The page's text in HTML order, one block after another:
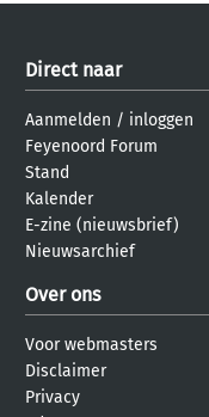
Direct naar
Aanmelden / inloggen
Feyenoord Forum
Stand
Kalender
E-zine (nieuwsbrief)
Nieuwsarchief
Over ons
Voor webmasters
Disclaimer
Privacy